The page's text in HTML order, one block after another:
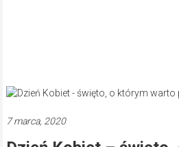
7 marca, 2020